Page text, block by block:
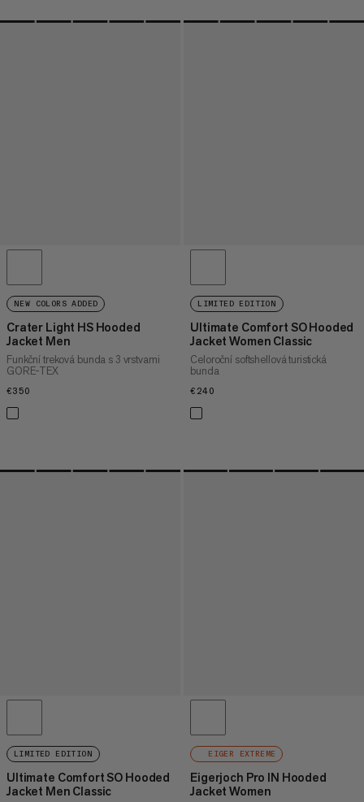
NEW COLORS ADDED
Crater Light HS Hooded
Jacket Men
Funkční treková bunda s 3 vrstvami
GORE-TEX
€350
LIMITED EDITION
Ultimate Comfort SO Hooded
Jacket Women Classic
Celoroční softshellová turistická
bunda
€240
LIMITED EDITION
Ultimate Comfort SO Hooded
Jacket Men Classic
EIGER EXTREME
Eigerjoch Pro IN Hooded
Jacket Women